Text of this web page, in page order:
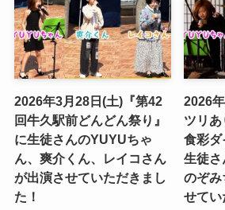
2026年3月28日(土)『第42
回牛久駅前どんどん祭り』
に生徒さんのYUYUちゃ
ん、爽介くん、レイコさん
が出演させていただきまし
た！
2026
ツリ
食彩ダ
生徒さ
のぞみ
せてい